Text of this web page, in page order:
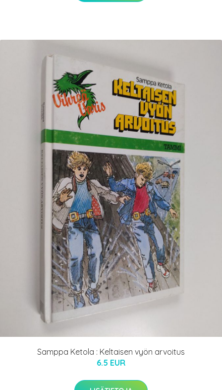
Samppa Ketola : Keltaisen vyön arvoitus
6.5 EUR